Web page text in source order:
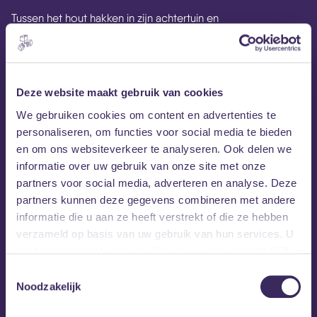
Deze website maakt gebruik van cookies
We gebruiken cookies om content en advertenties te
personaliseren, om functies voor social media te bieden
en om ons websiteverkeer te analyseren. Ook delen we
informatie over uw gebruik van onze site met onze
partners voor social media, adverteren en analyse. Deze
partners kunnen deze gegevens combineren met andere
informatie die u aan ze heeft verstrekt of die ze hebben
verzameld op basis van uw gebruik van hun services. U
Noodzakelijk
Tussen het hout hakken in zijn achtertuin en
onderhoudsklusjes aan z’n huis, heeft
JP Harristijd vrij
gemaakt voor een Europese tour met zijn band. Zijn meest
‘Home Is Where The Hurt Is’; een betere titel is bijkans
classics. Verwacht van deze voormalig landarbeider,
machinebouwer, houthakker, bouwvakker en timmerman
geen rare fratsen, classic country is wat het is en wat je
krijgt. Gelukkig wel ontzettend goed gedaan, met hulp van
zijn Tough Choices.